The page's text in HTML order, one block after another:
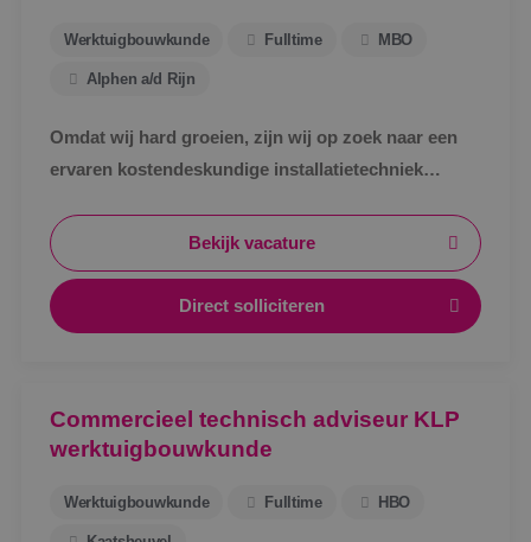
Werktuigbouwkunde Fulltime MBO
Alphen a/d Rijn
Omdat wij hard groeien, zijn wij op zoek naar een
ervaren kostendeskundige installatietechniek
Bekijk vacature
Direct solliciteren
Commercieel technisch adviseur KLP
werktuigbouwkunde
Werktuigbouwkunde Fulltime HBO